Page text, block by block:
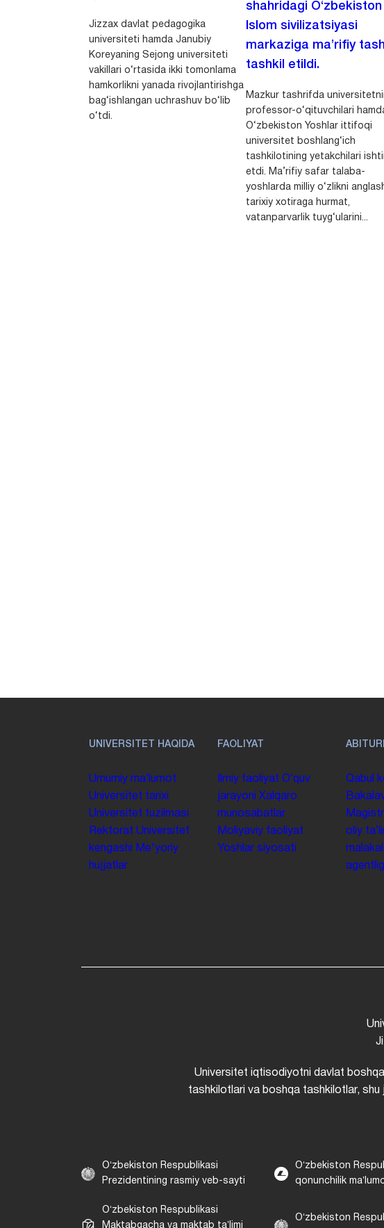
Jizzax davlat pedagogika
universiteti hamda Janubiy
Koreyaning Sejong universiteti
vakillari o‘rtasida ikki tomonlama
hamkorlikni yanada rivojlantirishga
bag‘ishlangan uchrashuv bo‘lib
o‘tdi.
shahridagi O‘zbekiston
Islom sivilizatsiyasi
markaziga ma’rifiy
tashkil etildi.
Mazkur tashrifda
professor-o‘qituvchilari
O‘zbekiston Yoshlar ittifoqi
universitet boshlang‘ich
tashkilotining yetakchilari
etdi. Ma’rifiy safar talaba-
yoshlarda milliy o‘zlikni
tarixiy xotiraga hurmat,
vatanparvarlik tuyg‘ularini...
UNIVERSITET HAQIDA
Umumiy maʼlumot
Universitet tarixi
Universitet tuzilmasi
Rektorat Universitet
kengashi
Me'yoriy
hujjatlar
FAOLIYAT
Ilmiy faoliyat Oʻquv
jarayoni Xalqaro
munosabatlar
Moliyaviy faoliyat
Yoshlar siyosati
Qabul
oliy
agentligi
Universitet iqtisodiyotni davlat
tashkilotlari va boshqa tashkilotlar, shu
Oʻzbekiston Respublikasi
Prezidentining rasmiy veb-sayti
Oʻzbekiston
qonunchilik
Oʻzbekiston Respublikasi
Maktabgacha va maktab taʼlimi
Oʻzbekiston